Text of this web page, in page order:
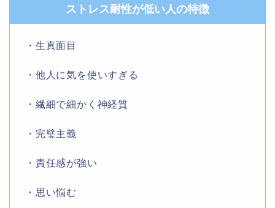
ストレス耐性が低い人の特徴
・生真面目
・他人に気を使いすぎる
・繊細で細かく神経質
・完璧主義
・責任感が強い
・思い悩む